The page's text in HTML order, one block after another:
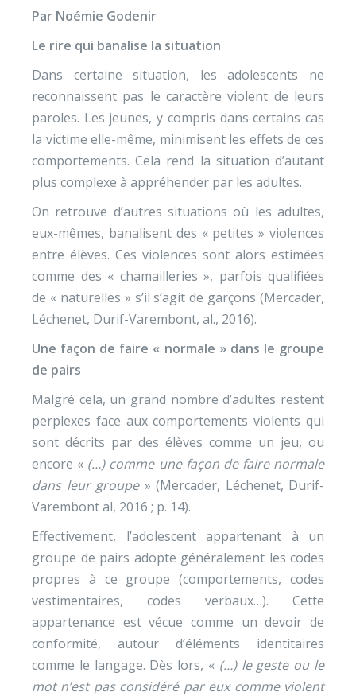
Par Noémie Godenir
Le rire qui banalise la situation
Dans certaine situation, les adolescents ne
reconnaissent pas le caractère violent de leurs
paroles. Les jeunes, y compris dans certains cas
la victime elle-même, minimisent les effets de ces
comportements. Cela rend la situation d’autant
plus complexe à appréhender par les adultes.
On retrouve d’autres situations où les adultes,
eux-mêmes, banalisent des « petites » violences
entre élèves. Ces violences sont alors estimées
comme des « chamailleries », parfois qualifiées
de « naturelles » s’il s’agit de garçons (Mercader,
Léchenet, Durif-Varembont, al., 2016).
Une façon de faire « normale » dans le groupe
de pairs
Malgré cela, un grand nombre d’adultes restent
perplexes face aux comportements violents qui
sont décrits par des élèves comme un jeu, ou
encore « (…) comme une façon de faire normale
dans leur groupe» (Mercader, Léchenet, Durif-
Varembont al, 2016 ; p. 14).
Effectivement, l’adolescent appartenant à un
groupe de pairs adopte généralement les codes
propres à ce groupe (comportements, codes
vestimentaires, codes verbaux…). Cette
appartenance est vécue comme un devoir de
conformité, autour d’éléments identitaires
comme le langage. Dès lors, « (…) le geste ou le
mot n’est pas considéré par eux comme violent